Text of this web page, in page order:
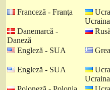
Franceză - Franţa
Ucraina
Danemarcă -
Daneză
Engleză - SUA
Engleză - SUA
Ucraina